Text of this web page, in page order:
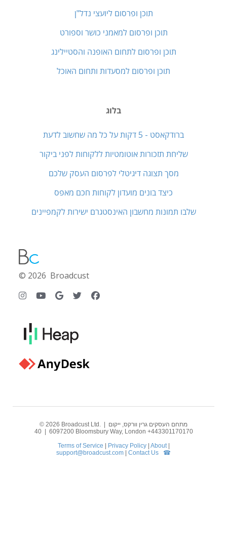
תוכן ופרסום ליועצי נדל"ן
תוכן ופרסום למאמני כושר וספורט
תוכן ופרסום לתחום האופנה והסטיילינג
תוכן ופרסום למסעדות ותחום האוכל
בלוג
ברודקאסט - 5 דקות על כל מה שחשוב לדעת
שליחת תזכורות אוטומטיות ללקוחות לפני ביקור
מסך תצוגה דיגיטלי לפרסום העסק שלכם
כיצד בונים מועדון לקוחות חכם מאפס
שלבו תמונות מחשבון האינסטגרם ישירות לקמפיינים
© 2026 Broadcust
© 2026 Broadcust Ltd. | מתחם העסקים גרין וורקס, ייקום
6097200 | 40 Bloomsbury Way, London +443301170170
Terms of Service | Privacy Policy| About|
support@broadcust.com | Contact Us ☎